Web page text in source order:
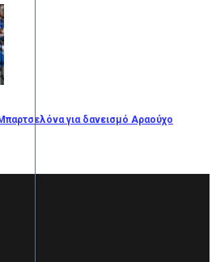
για δανεισμό Αραούχο